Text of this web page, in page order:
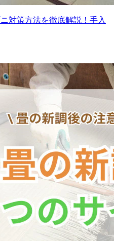
対策方法を徹底解説！手入